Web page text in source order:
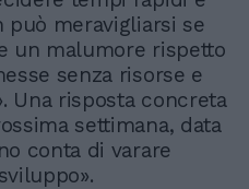
può meravigliarsi se
un malumore rispetto
senza risorse e
Una risposta concreta
settimana, data
conta di varare